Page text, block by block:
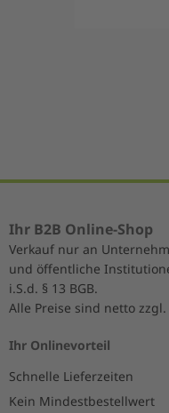
Ihr B2B Online-Shop
Verkauf nur an
und öffentliche
i.S.d. § 13 BGB.
Alle Preise sind netto zzgl.
Ihr Onlinevorteil
Schnelle Lieferzeiten
Kein Mindestbestellwert